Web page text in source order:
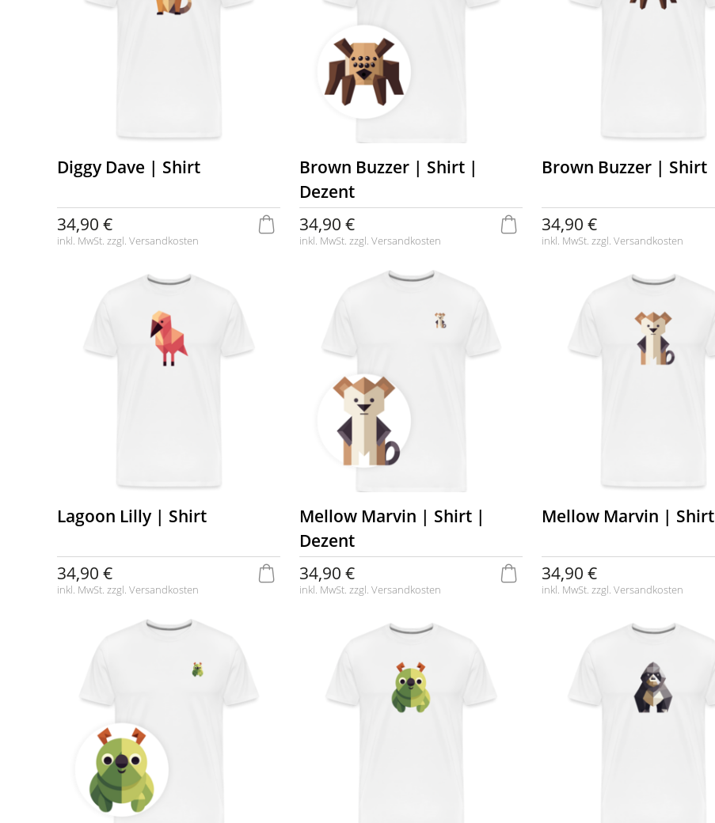
Diggy Dave | Shirt
34,90 €
inkl. MwSt. zzgl. Versandkosten
Brown Buzzer | Shirt |
Dezent
34,90 €
inkl. MwSt. zzgl. Versandkosten
Brown Buzzer | Shirt
34,90 €
inkl. MwSt. zzgl. Versandkosten
Lagoon Lilly | Shirt
34,90 €
inkl. MwSt. zzgl. Versandkosten
Mellow Marvin | Shirt |
Dezent
34,90 €
inkl. MwSt. zzgl. Versandkosten
Mellow Marvin | Shirt
34,90 €
inkl. MwSt. zzgl. Versandkosten